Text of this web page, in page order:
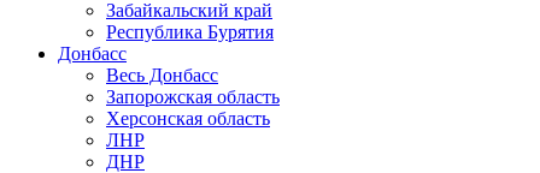
Забайкальский край
Республика Бурятия
Донбасс
Весь Донбасс
Запорожская область
Херсонская область
ЛНР
ДНР